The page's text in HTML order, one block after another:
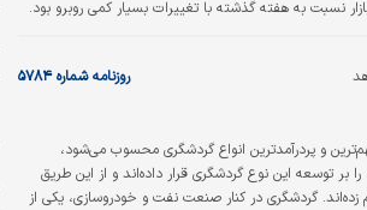
روزنامه شماره ۵۷۸۴
و پردرآمدترین انواع گردشگری محسوب می‌شود،
بر توسعه این نوع گردشگری قرار داده‌‌‌اند و از این طریق
گردشگری در کنار صنعت نفت و خودروسازی، یکی از